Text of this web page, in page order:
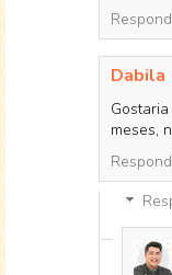
Dabila
meses,